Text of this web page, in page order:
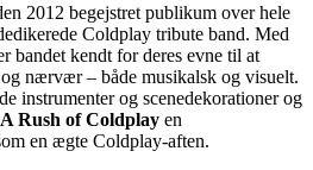
2012 begejstret publikum over hele
Coldplay tribute band. Med
bandet kendt for deres evne til at
nærvær – både musikalsk og visuelt.
instrumenter og scenedekorationer og
A Rush of Coldplay en
en ægte Coldplay-aften.